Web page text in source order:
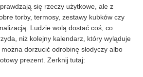
się rzeczy użytkowe, ale z
torby, termosy, zestawy kubków czy
Ludzie wolą dostać coś, co
niż kolejny kalendarz, który wyląduje
dorzucić odrobinę słodyczy albo
prezent. Zerknij tutaj: